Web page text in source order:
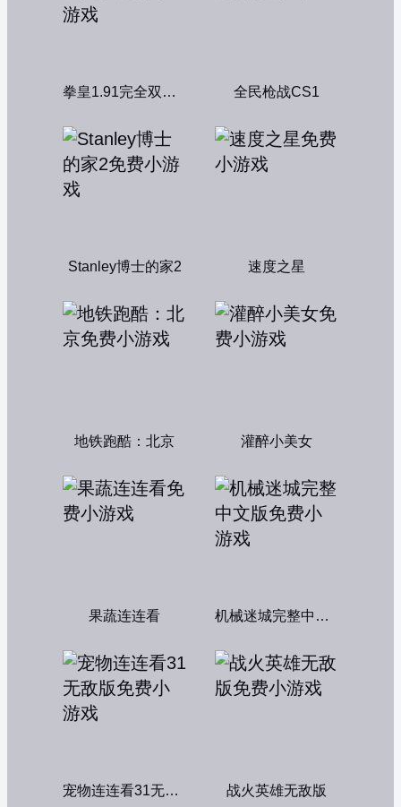
拳皇1.91完全双人版 全民枪战CS1
Stanley博士的家2 速度之星
地铁跑酷：北京 灌醉小美女
果蔬连连看 机械迷城完整中文版
宠物连连看31无敌版 战火英雄无敌版